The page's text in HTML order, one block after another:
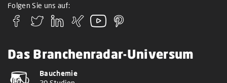
Folgen Sie uns auf:
Das Branchenradar-Universum
Bauchemie